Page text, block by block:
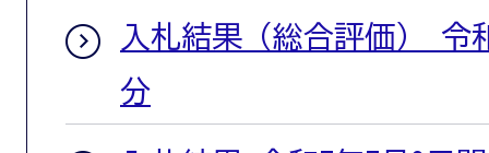
入札結果（総合評価） 令
分